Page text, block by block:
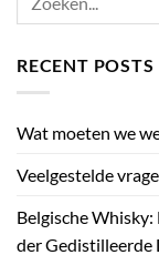
RECENT POSTS
Wat moeten we
Veelgestelde
Belgische
der Gedistilleerde